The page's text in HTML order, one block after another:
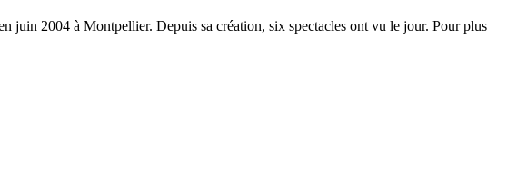
juin 2004 à Montpellier. Depuis sa création, six spectacles ont vu le jour. Pour plus